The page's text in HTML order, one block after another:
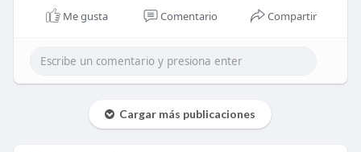
Me gusta Comentario Compartir
Cargar más publicaciones